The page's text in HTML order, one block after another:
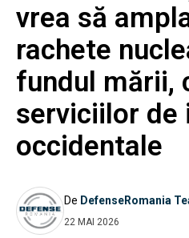
vrea să
rachete
fundul mării,
serviciilor
occidentale
De DefenseRomania
22 MAI 2026